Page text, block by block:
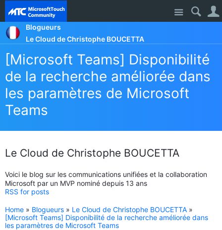
Site
Blogueurs
Le Cloud de Christophe BOUCETTA
[Microsoft Teams] Disponibilité
de la recherche améliorée dans
les paramètres de Microsoft
Teams
Le Cloud de Christophe BOUCETTA
Voici le blog sur les communications unifiées et la collaboration
Microsoft par un MVP nominé depuis 13 ans
RSS for posts
Home » Blogueurs » Le Cloud de Christophe BOUCETTA »
[Microsoft Teams] Disponibilité de la recherche améliorée dans
les paramètres de Microsoft Teams